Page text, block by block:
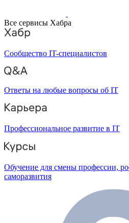
Все сервисы Хабра
Сообщество IT-специалистов
Ответы на любые вопросы об IT
Профессиональное развитие в IT
Обучение для смены профессии,
саморазвития